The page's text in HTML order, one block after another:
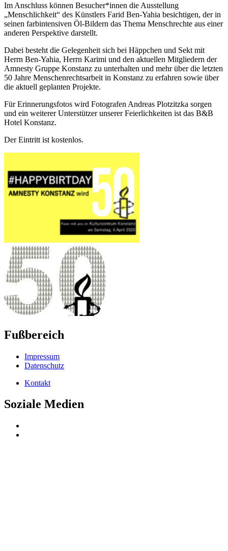
Im Anschluss können Besucher*innen die Ausstellung
„Menschlichkeit“ des Künstlers Farid Ben-Yahia besichtigen, der in
seinen farbintensiven Öl-Bildern das Thema Menschrechte aus einer
anderen Perspektive darstellt.
Dabei besteht die Gelegenheit sich bei Häppchen und Sekt mit
Herrn Ben-Yahia, Herrn Karimi und den aktuellen Mitgliedern der
Amnesty Gruppe Konstanz zu unterhalten und mehr über die letzten
50 Jahre Menschenrechtsarbeit in Konstanz zu erfahren sowie über
die aktuell geplanten Projekte.
Für Erinnerungsfotos wird Fotografen Andreas Plotzitzka sorgen
und ein weiterer Unterstützer unserer Feierlichkeiten ist das B&B
Hotel Konstanz.
Der Eintritt ist kostenlos.
Fußbereich
Impressum
Datenschutz
Kontakt
Soziale Medien